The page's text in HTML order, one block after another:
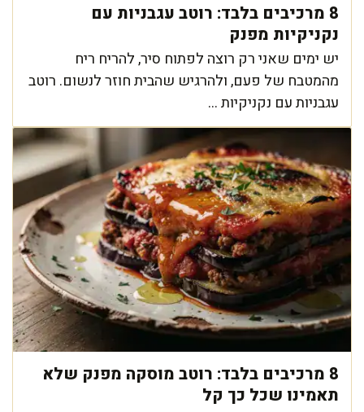
8 מרכיבים בלבד: רוטב עגבניות עם
נקניקיות מפנק
יש ימים שאני רק רוצה לפתוח סיר, להריח ריח
מהמטבח של פעם, ולהרגיש שהבית חוזר לנשום. רוטב
עגבניות עם נקניקיות ...
8 מרכיבים בלבד: רוטב מוסקה מפנק שלא
תאמינו שכל כך קל